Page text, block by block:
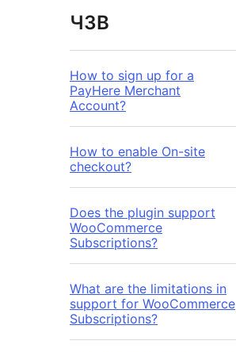
ЧЗВ
How to sign up for a
PayHere Merchant
Account?
How to enable On-site
checkout?
Does the plugin support
WooCommerce
Subscriptions?
What are the limitations in
support for WooCommerce
Subscriptions?